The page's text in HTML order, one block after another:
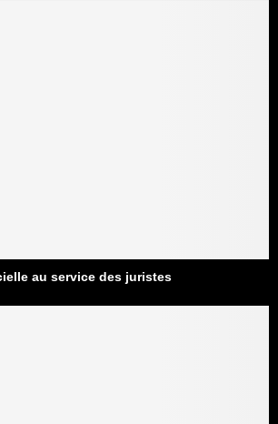
au service des juristes